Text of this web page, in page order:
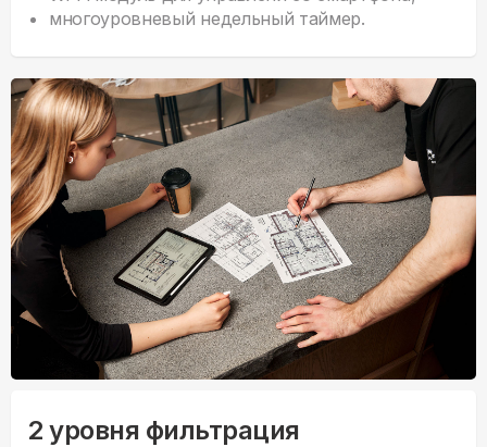
многоуровневый недельный таймер.
2 уровня фильтрация